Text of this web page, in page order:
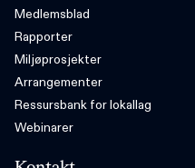
Medlemsblad
Rapporter
Miljøprosjekter
Arrangementer
Ressursbank for lokallag
Webinarer